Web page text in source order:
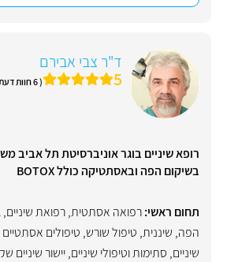
ד"ר צבי אבירם
5 ( 6 חוות דעת )
בשיקום הפה ובאסתטיקה כולל BOTOX
תחום ראשי:רפואה אסתטית,רפואת שיניים,
הפה, שיננית, טיפול שורש, טיפולים אסתטיים
שיניים, סתימות וטיפולי שיניים,יישור שיניים